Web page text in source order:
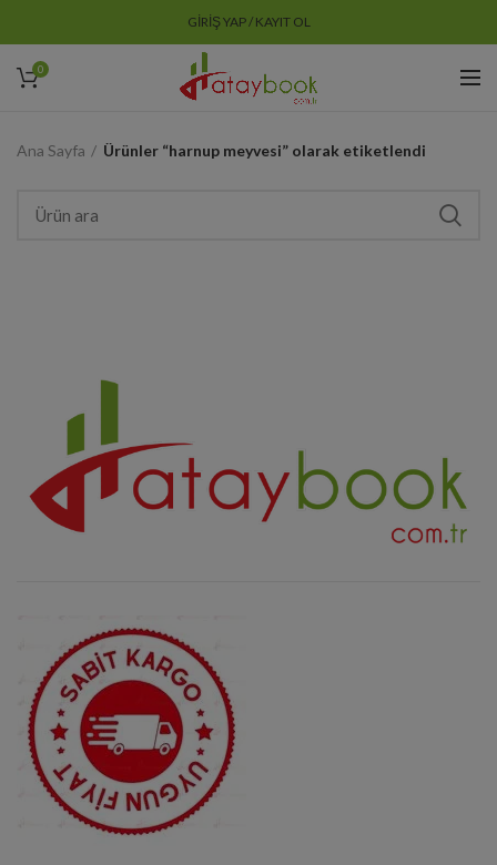
GIRIŞ YAP / KAYIT OL
0
Ana Sayfa Ürünler “harnup meyvesi” olarak etiketlendi